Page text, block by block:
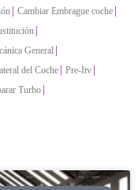
Cambiar Embrague coche
General
del Coche Pre-Itv
Turbo